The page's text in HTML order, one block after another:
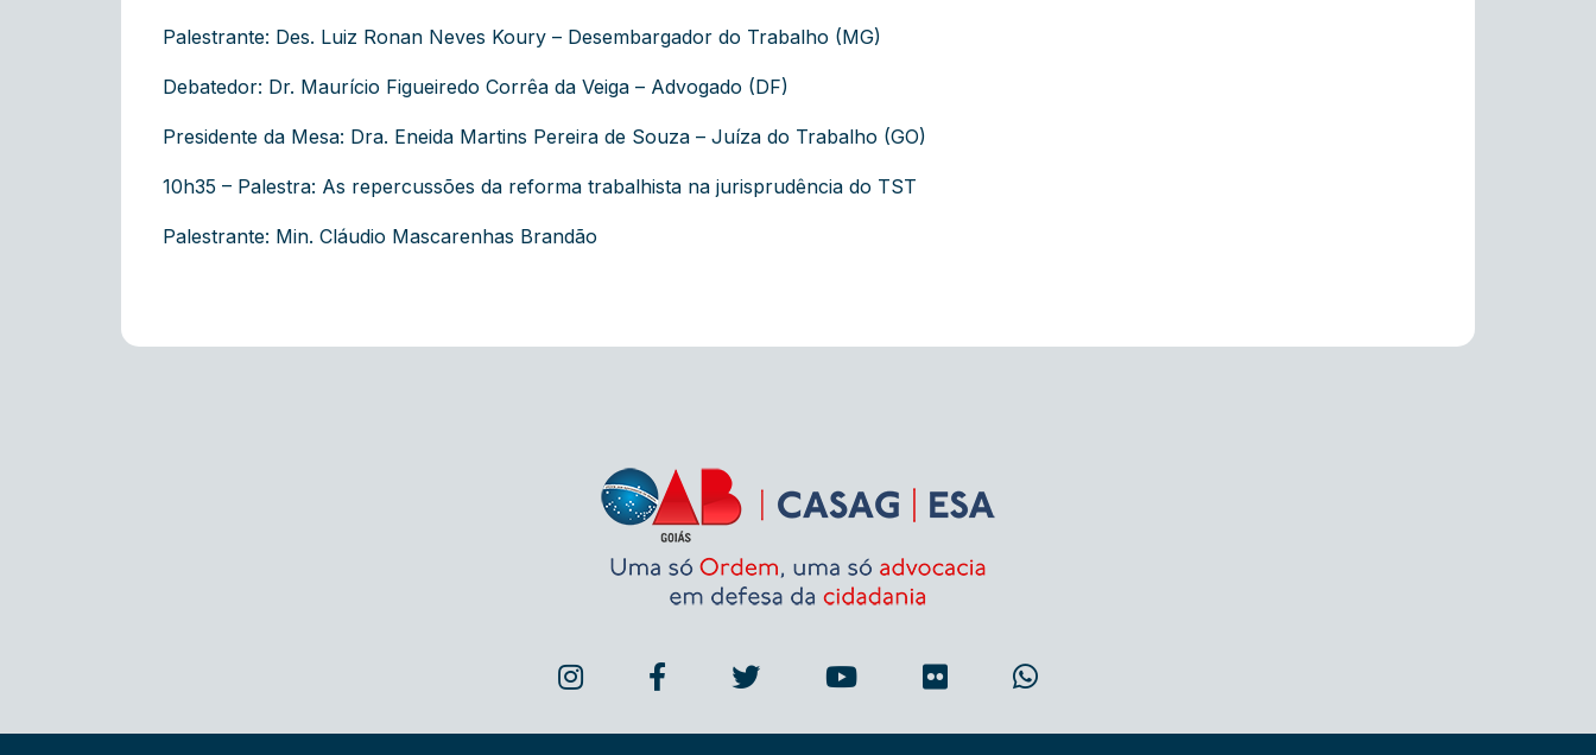
Palestrante: Des. Luiz Ronan Neves Koury – Desembargador do Trabalho (MG)
Debatedor: Dr. Maurício Figueiredo Corrêa da Veiga – Advogado (DF)
Presidente da Mesa: Dra. Eneida Martins Pereira de Souza – Juíza do Trabalho (GO)
10h35 – Palestra: As repercussões da reforma trabalhista na jurisprudência do TST
Palestrante: Min. Cláudio Mascarenhas Brandão